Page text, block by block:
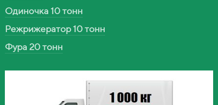
Одиночка 10 тонн
Режрижератор 10 тонн
Фура 20 тонн